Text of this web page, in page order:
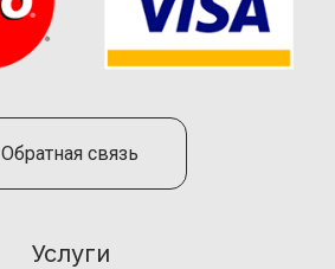
Обратная связь
Услуги